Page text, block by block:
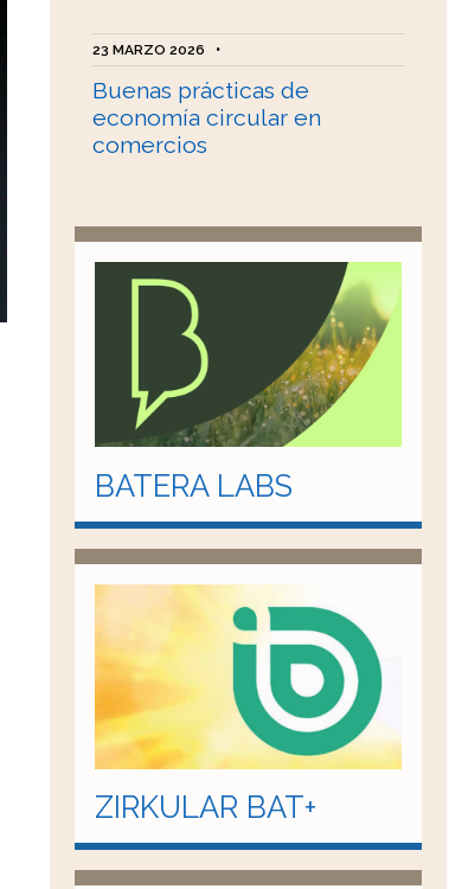
23 MARZO 2026 •
Buenas prácticas de
economía circular en
comercios
BATERA LABS
ZIRKULAR BAT+